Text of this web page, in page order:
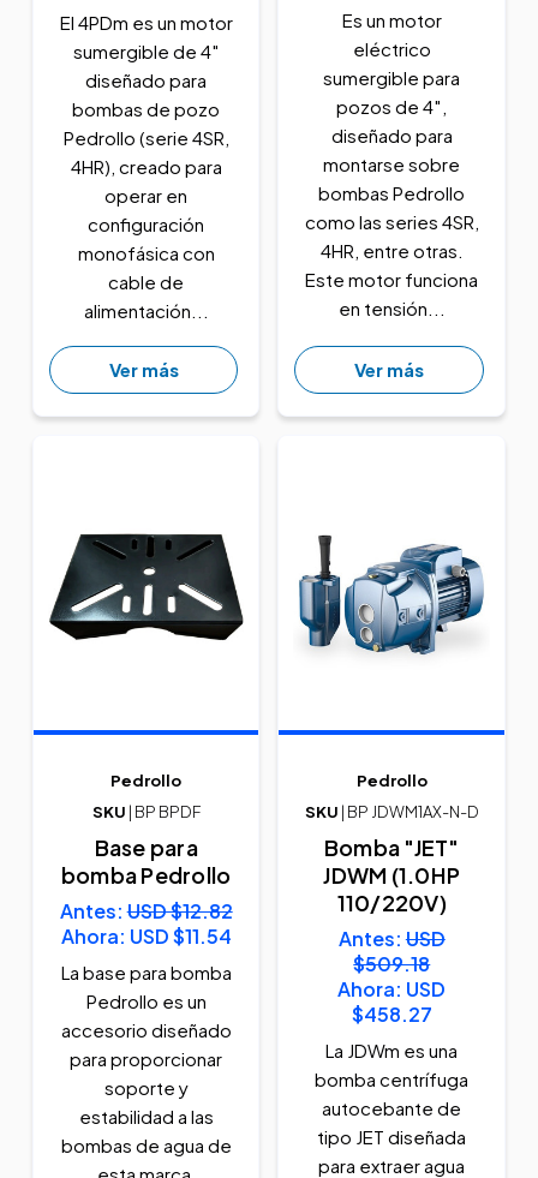
El 4PDm es un motor
sumergible de 4″
diseñado para
bombas de pozo
Pedrollo (serie 4SR,
4HR), creado para
operar en
configuración
monofásica con
cable de
alimentación...
Ver más
Es un motor
eléctrico
sumergible para
pozos de 4″,
diseñado para
montarse sobre
bombas Pedrollo
como las series 4SR,
4HR, entre otras.
Este motor funciona
en tensión...
Ver más
Pedrollo
SKU | BP BPDF
Base para
bomba Pedrollo
Antes:USD $12.82
Ahora: USD $11.54
La base para bomba
Pedrollo es un
accesorio diseñado
para proporcionar
soporte y
estabilidad a las
bombas de agua de
Pedrollo
SKU | BP JDWM1AX-N-D
Bomba "JET"
JDWM (1.0HP
110/220V)
Antes:USD
$509.18
Ahora: USD
$458.27
La JDWm es una
bomba centrífuga
autocebante de
tipo JET diseñada
para extraer agua